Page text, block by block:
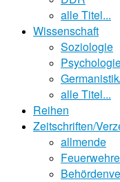
alle Titel...
Wissenschaft
Soziologie
alle Titel...
Reihen
Zeitschriften/
allmende